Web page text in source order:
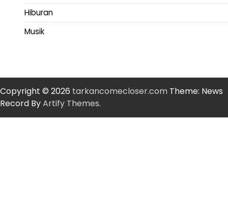
Hiburan
Musik
Copyright © 2026 tarkancomecloser.com Theme: News
Record ByArtify Themes.